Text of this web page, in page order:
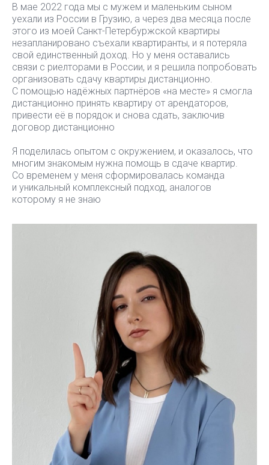
В мае 2022 года мы с мужем и маленьким сыном
уехали из России в Грузию, а через два месяца после
этого из моей Санкт-Петербуржской квартиры
незапланировано съехали квартиранты, и я потеряла
свой единственный доход. Но у меня оставались
связи с риелторами в России, и я решила попробовать
организовать сдачу квартиры дистанционно.
С помощью надёжных партнёров «на месте» я смогла
дистанционно принять квартиру от арендаторов,
привести её в порядок и снова сдать, заключив
договор дистанционно
Я поделилась опытом с окружением, и оказалось, что
многим знакомым нужна помощь в сдаче квартир.
Со временем у меня сформировалась команда
и уникальный комплексный подход, аналогов
которому я не знаю
01 КОМПЛЕКСНАЯ УСЛУГА
КВАРТИРЫ
от 90 руб/кв.м
02 УБОРКА
от 500 руб
от 450 руб/мес
за 1 куб.м
от 500 руб/час
МЕЛКИЙ РЕМОНТ
2500 руб
ПРОВЕРОЧНЫЕ ВИЗИТЫ
ПОДРОБНЕЕ
НЕ ХОТИТЕ СДАВАТЬ?